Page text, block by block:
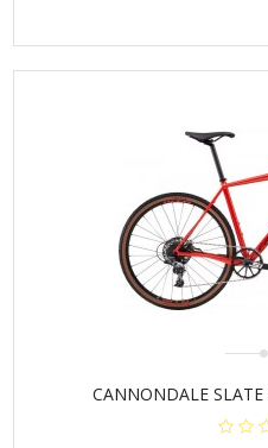
CANNONDALE